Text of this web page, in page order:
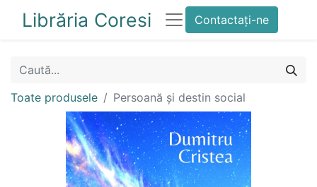
Librăria Coresi Contactați-ne
Toate produsele Persoană și destin social